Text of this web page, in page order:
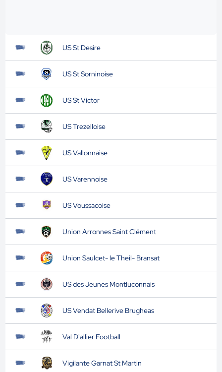
US St Desire
US St Sorninoise
US St Victor
US Trezelloise
US Vallonnaise
US Varennoise
US Voussacoise
Union Arronnes Saint Clément
Union Saulcet- le Theil- Bransat
US des Jeunes Montluconnais
US Vendat Bellerive Brugheas
Val D'allier Football
Vigilante Garnat St Martin